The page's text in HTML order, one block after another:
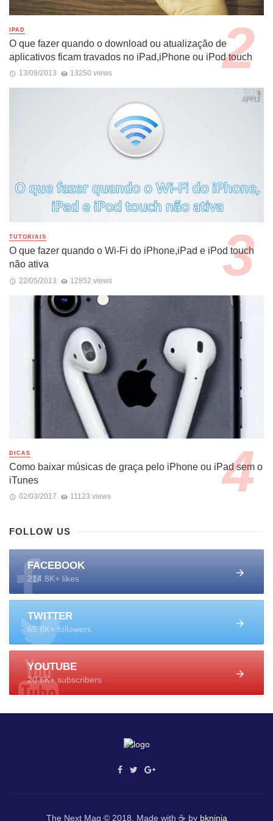
IPAD
O que fazer quando o download ou atualização de
aplicativos ficam travados no iPad,iPhone ou iPod touch
13/09/2013 13250 views
TUTORIAIS
O que fazer quando o Wi-Fi do iPhone,iPad e iPod touch
não ativa
22/05/2013 12852 views
DICAS
Como baixar músicas de graça pelo iPhone ou iPad sem o
iTunes
02/03/2017 11123 views
FOLLOW US
FACEBOOK
214.8K+ likes
TWITTER
65.8K+ followers
YOUTUBE
20.6K+ subscribers
The Next Mag © 2018. Made with ☕ by bkninja